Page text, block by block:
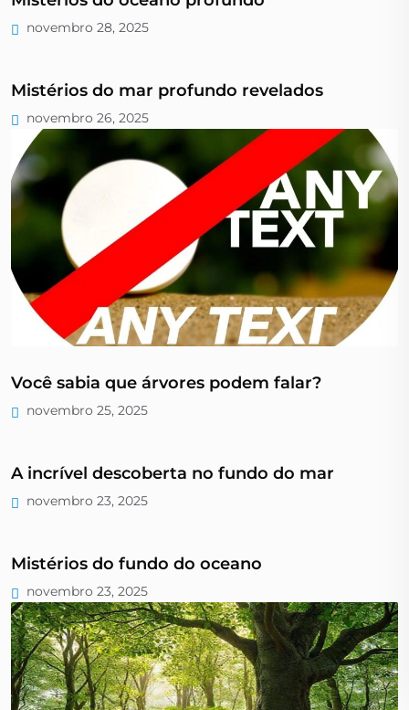
novembro 28, 2025
Mistérios do mar profundo revelados
novembro 26, 2025
Você sabia que árvores podem falar?
novembro 25, 2025
A incrível descoberta no fundo do mar
novembro 23, 2025
Mistérios do fundo do oceano
novembro 23, 2025